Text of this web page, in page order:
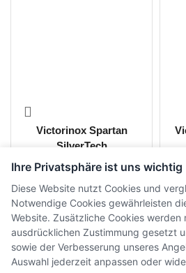
Victorinox Spartan
SilverTech
Ihre Privatsphäre ist uns wichtig
Diese Website nutzt Cookies und
Notwendige Cookies gewährleisten
Website. Zusätzliche Cookies werden
ausdrücklichen Zustimmung gesetzt
sowie der Verbesserung unseres
Auswahl jederzeit anpassen oder